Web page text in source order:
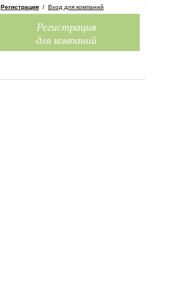
Регистрация / Вход для компаний
Регистрация
для компаний